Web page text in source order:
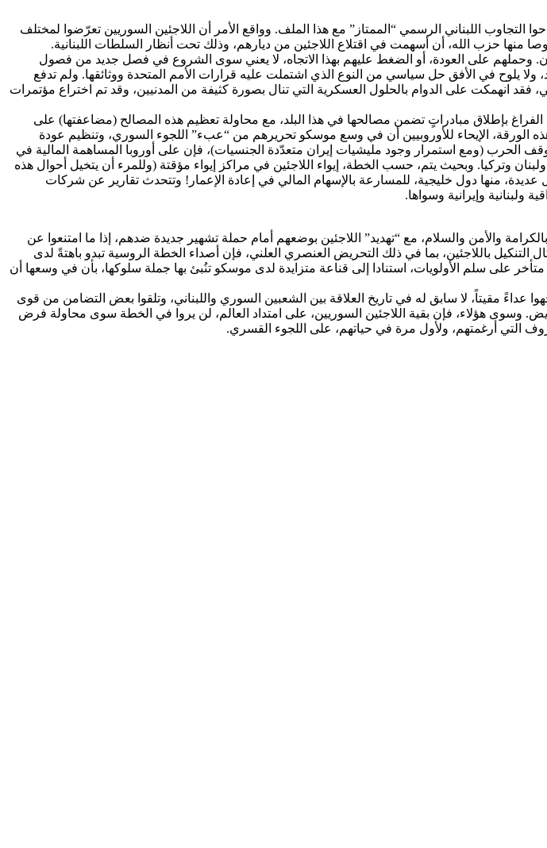
التجاوب اللبناني الرسمي “الممتاز” مع هذا الملف. وواقع الأمر أن اللاجئين السوريين تعرّضوا لمختلف
منها حزب الله، أن أسهمت في اقتلاع اللاجئين من ديارهم، وذلك تحت أنظار السلطات اللبنانية.
وحملهم على العودة، أو الضغط عليهم بهذا الاتجاه، لا يعني سوى الشروع في فصل جديد من فصول
يلوح في الأفق حل سياسي من النوع الذي اشتملت عليه قرارات الأمم المتحدة ووثائقها. ولم تدفع
مباشرة، في هذا البلد في سبتمبر/ أيلول 2015، نحو أي حل سياسي، فقد انهمكت على الدوام بالحلول العسكرية التي تنال بصورة كثيفة من المدنيين، وقد تم اختراع مؤتمرات
بإطلاق مبادراتٍ تضمن مصالحها في هذا البلد، مع محاولة تعظيم هذه المصالح (مضاعفتها) على
الورقة، الإيحاء للأوروبيين أن في وسع موسكو تحريرهم من “عبء” اللجوء السوري، وتنظيم عودة
الحرب (ومع استمرار وجود مليشيات إيران متعدّدة الجنسيات)، فإن على أوروبا المساهمة المالية في
وتركيا. وبحيث يتم، حسب الخطة، إيواء اللاجئين في مراكز إيواء مؤقتة (وللمرء أن يتخيل أحوال هذه
منها دول خليجية، للمسارعة بالإسهام المالي في إعادة الإعمار! وتتحدث تقارير عن شركات
وإيرانية وسواها.
والأمن والسلام، مع “تهديد” اللاجئين بوضعهم أمام حملة تشهير جديدة ضدهم، إذا ما امتنعوا عن
باللاجئين، بما في ذلك التحريض العنصري العلني، فإن أصداء الخطة الروسية تبدو باهتةً لدى
على سلم الأولويات، استنادا إلى قناعة متزايدة لدى موسكو تنُبئ بها جملة سلوكها، بأن في وسعها أن
عداءً مقيتاً، لا سابق له في تاريخ العلاقة بين الشعبين السوري واللبناني، وتلقوا بعض التضامن من قوى
وسوى هؤلاء، فإن بقية اللاجئين السوريين، على امتداد العالم، لن يروا في الخطة سوى محاولة فرض
التي أرغمتهم، ولأول مرة في حياتهم، على اللجوء القسري.